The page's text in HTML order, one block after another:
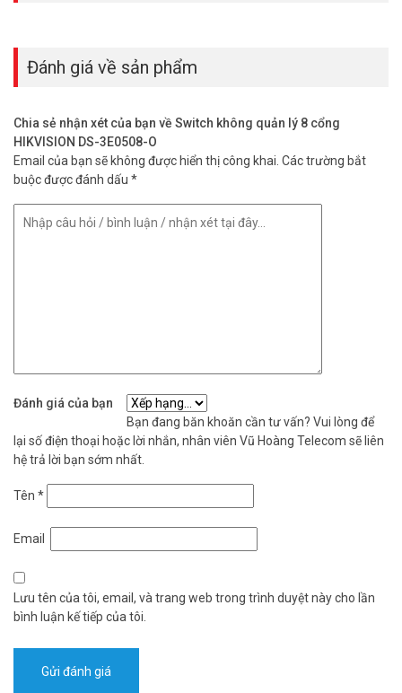
Đánh giá về sản phẩm
Chia sẻ nhận xét của bạn về Switch không quản lý 8 cổng
HIKVISION DS-3E0508-O
Email của bạn sẽ không được hiển thị công khai. Các trường bắt
buộc được đánh dấu *
Đánh giá của bạn
Bạn đang băn khoăn cần tư vấn? Vui lòng để
lại số điện thoại hoặc lời nhắn, nhân viên Vũ Hoàng Telecom sẽ liên
hệ trả lời bạn sớm nhất.
Tên *
Email
Lưu tên của tôi, email, và trang web trong trình duyệt này cho lần
bình luận kế tiếp của tôi.